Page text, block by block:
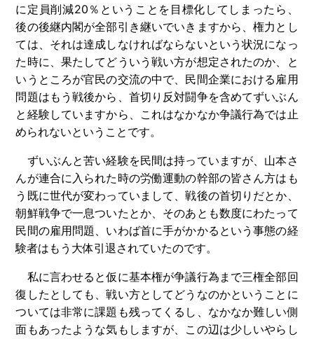
に定員削減20 ％ということを目標化してしまったら、
後の後継内閣が全部引き継いでいきますから、権力とし
ては、それは達成しなければならないという状況になっ
た時に、果たしてどういう戦い方が想定されたのか、と
いうところが官民の交流の中で、民間企業における雇用
問題はもう戦後から、首切り反対闘争を含めてずいぶん
と経験していますから、これはなかなか争議行為では止
められないということです。
ずいぶんと苦い経験を民間は持っていますが、山本さ
んが連合に入られた時の労働運動の幹部の皆さん方はも
う既に世代が変わっていまして、戦後の首切りだとか、
朝鮮戦争で一息ついたとか、そのあとも数度にわたって
民間の雇用問題、いわば首に手がかかるという事態の経
験者はもう大体引退されていたのです。
私に言わせると仮に基本権が争議行為まで三権全部回
復したとしても、戦い方としてどうなのかということに
ついては非常に課題も残ってくるし、なかなか難しい側
面もあったような気もしますが、この辺は少しいやらし